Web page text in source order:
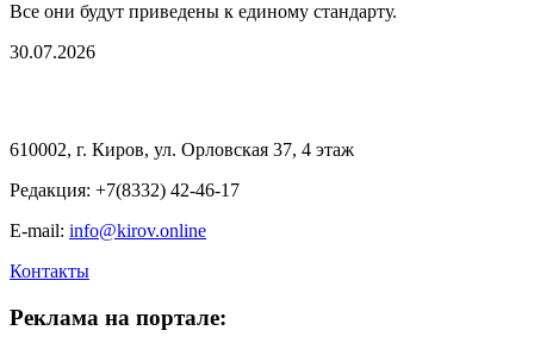
Все они будут приведены к единому стандарту.
30.07.2026
610002, г. Киров, ул. Орловская 37, 4 этаж
Редакция: +7(8332) 42-46-17
E-mail: info@kirov.online
Контакты
Реклама на портале: